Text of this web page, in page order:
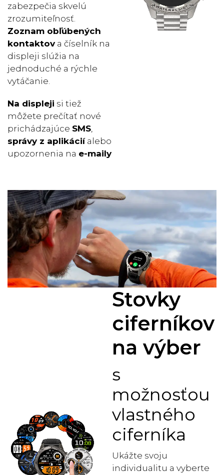
zabezpečia skvelú
zrozumiteľnosť.
Zoznam obľúbených
kontaktova číselník na
displeji slúžia na
jednoduché a rýchle
vytáčanie.
Na displeji si tiež
môžete prečítať nové
prichádzajúce SMS
správy z aplikáciíalebo
upozornenia na e-maily
Stovky
ciferníkov
na výber
s
možnosťou
vlastného
ciferníka
Ukážte svoju
individualitu a vyberte